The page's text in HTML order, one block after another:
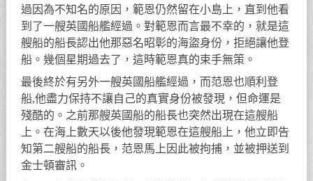
過因為不知名的原因，範恩仍然留在小島上，直到他看
到了一艘英國船艦經過。對範恩而言最不幸的，就是這
艘船的船長認出他那惡名昭彰的海盜身份，拒絕讓他登
船。幾個星期過去了，這時範恩真的束手無策。
最後終於有另外一艘英國船艦經過，而范恩也順利登
船,他盡力保持不讓自己的真實身份被發現，但命運是
殘酷的。之前那艘英國船的船長也突然出現在這艘船
上。在海上數天以後他發現範恩在這艘船上，他立即告
知第二艘船的船長，范恩馬上因此被拘捕，並被押送到
金士頓審訊。